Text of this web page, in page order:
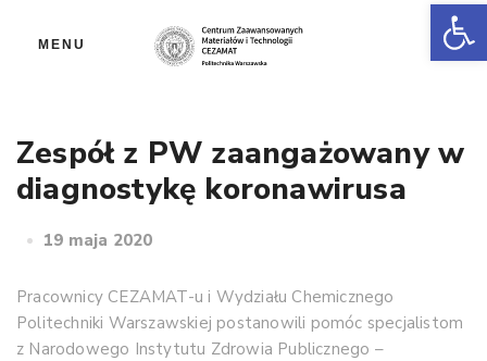
MENU
Zespół z PW zaangażowany w
diagnostykę koronawirusa
19 maja 2020
Pracownicy CEZAMAT-u i Wydziału Chemicznego
Politechniki Warszawskiej postanowili pomóc specjalistom
z Narodowego Instytutu Zdrowia Publicznego –